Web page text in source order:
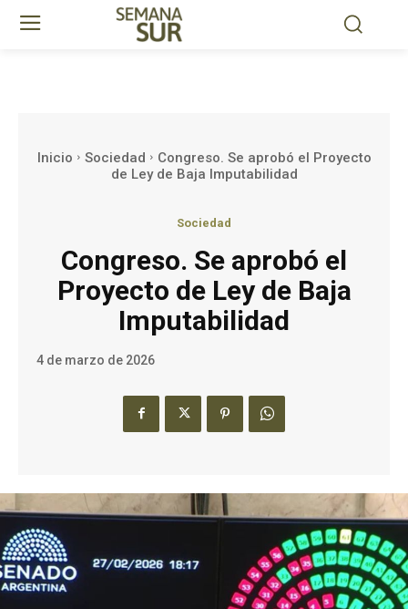
Inicio Sociedad
Congreso. Se aprobó el Proyecto
de Ley de Baja Imputabilidad
Sociedad
Congreso. Se aprobó el
Proyecto de Ley de Baja
Imputabilidad
4 de marzo de 2026